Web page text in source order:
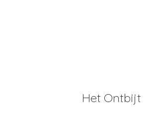
Het Ontbijt